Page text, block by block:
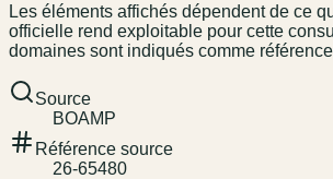
Les éléments affichés dépendent de ce
officielle rend exploitable pour cette
domaines sont indiqués comme
Source
BOAMP
Référence source
26-65480